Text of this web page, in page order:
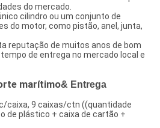
do mercado.
cilindro ou um conjunto de
do motor, como pistão, anel, junta,
reputação de muitos anos de bom
de entrega no mercado local e
marítimo& Entrega
caixa, 9 caixas/ctn ((quantidade
de plástico + caixa de cartão +